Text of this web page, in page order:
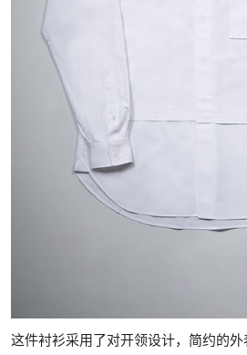
这件衬衫采用了对开领设计，简约的外